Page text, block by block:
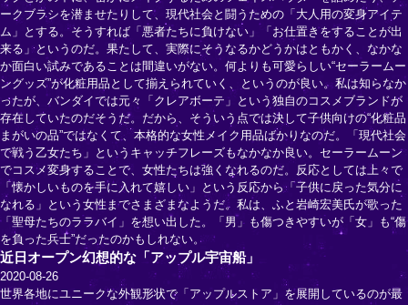
ークブラシを潜ませたりして、現代社会と闘うための「大人用の変身アイテ
ム」とする。そうすれば「悪者たちに負けない」「お仕置きをすることが出
来る」というのだ。果たして、実際にそうなるかどうかはともかく、なかな
か面白い試みであることは間違いがない。何よりも可愛らしい“セーラームー
ングッズ”が化粧用品として揃えられていく、というのが良い。私は知らなか
ったが、バンダイでは元々「クレアボーテ」という独自のコスメブランドが
存在していたのだそうだ。だから、そういう点では決して子供向けの“化粧品
まがいの品”ではなくて、本格的な女性メイク用品ばかりなのだ。「現代社会
で戦う乙女たち」というキャッチフレーズもなかなか良い。セーラームーン
でコスメ変身することで、女性たちは強くなれるのだ。反応としては上々で
「懐かしいものを手に入れて嬉しい」という反応から「子供に戻った気分に
なれる」という女性までさまざまなようだ。私は、ふと岩崎宏美氏が歌った
「聖母たちのララバイ」を想い出した。「男」も傷つきやすいが「女」も“傷
を負った兵士”だったのかもしれない。
近日オープン幻想的な「アップル宇宙船」
2020-08-26
世界各地にユニークな外観形状で「アップルストア」を展開しているのが最